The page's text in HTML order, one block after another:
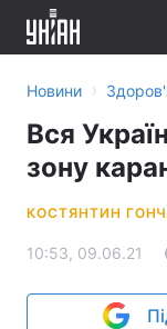
Новини ›
Вся
зону
КОСТЯНТИН
10:53, 09.06.21